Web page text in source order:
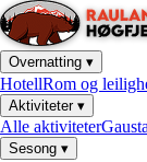
Overnatting ▾
HotellRom og
Aktiviteter▾
Alle aktiviteter
Sesong ▾